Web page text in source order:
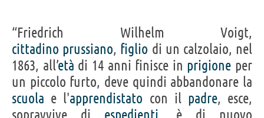
“Friedrich Wilhelm Voigt,
cittadino prussiano, figlio di un calzolaio, nel
1863, all’età di 14 anni finisce in prigione per
un piccolo furto, deve quindi abbandonare la
scuola e l'apprendistato con il padre, esce,
sopravvive di espedienti, è di nuovo